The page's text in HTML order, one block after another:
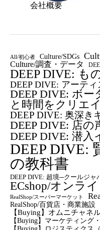
会社概要
All/初心者 Culture/SDGs
Culture/調査・データ
DEEP DIVE: も
DEEP DIVE: アーテ
DEEP DIVE: ボ
と時間をクリエ
DEEP DIVE: 奥深き
DEEP DIVE: 店
DEEP DIVE: 潜
DEEP DIVE:
の教科書
DEEP DIVE: 超境─クールジャ
ECshop/オンラ
RealShop/スーパーマーケット
RealShop/百貨店・商業施設
【Buying】オムニチャネ
【Buying】マーケティング